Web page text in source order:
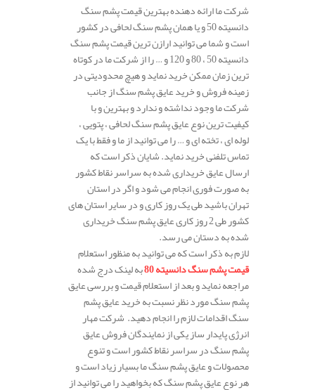
شرکت ما ارائه دهنده بهترین قیمت پشم سنگ
دانسیته 50 و یا همان پشم سنگ لحافی در کشور
است و شما می توانید ارازن ترین قیمت پشم سنگ
دانسیته 50 ، 80 و 120 و … را از شرکت ما در کوتاه
ترین زمان ممکن خرید نماید و هیچ محدودیتی در
زمینه فروش و خرید عایق پشم سنگ از جانب
شرکت ما وجود نداشته و ندارد و بهترین و با
کیفیت ترین نوع عایق پشم سنگ لحافی ، پتویی ،
لوله ای ، تخته ای و … را می توانید از ما و فقط با یک
تماس تلفنی خرید نماید. شایان ذکر است که
ارسال عایق خریداری شده به سراسر نقاط کشور
به صورت فوری انجام می شود و اگر در استان
تهران باشید طی یک روز کاری و در سایر استان های
کشور طی 2 روز کاری عایق پشم سنگ خریداری
شده به دستان می رسد.
لازم به ذکر است که می توانید به منظور استعلام
قیمت پشم سنگ دانسیته 80
به لینک درج شده
مراجعه نماید و بعد از استعلام قیمت و بررسی عایق
پشم سنگ مورد نظر نسبت به خرید عایق پشم
سنگ اقدامات لازم را انجام دهید. شرکت مهار
انرژی پایدار ساز یکی از نمایندگان فروش عایق
پشم سنگ در سراسر نقاط کشور است و تنوع
محصولات و عایق پشم سنگ ما بسیار زیاد است و
هر نوع عایق پشم سنگ که بخواهید را می توانید از